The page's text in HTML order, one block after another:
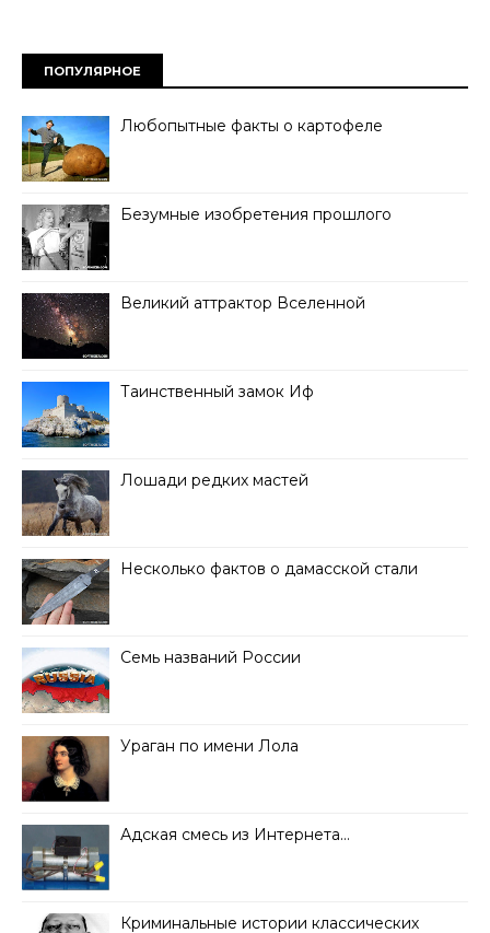
ПОПУЛЯРНОЕ
Любопытные факты о картофеле
Безумные изобретения прошлого
Великий аттрактор Вселенной
Таинственный замок Иф
Лошади редких мастей
Несколько фактов о дамасской стали
Семь названий России
Ураган по имени Лола
Адская смесь из Интернета…
Криминальные истории классических